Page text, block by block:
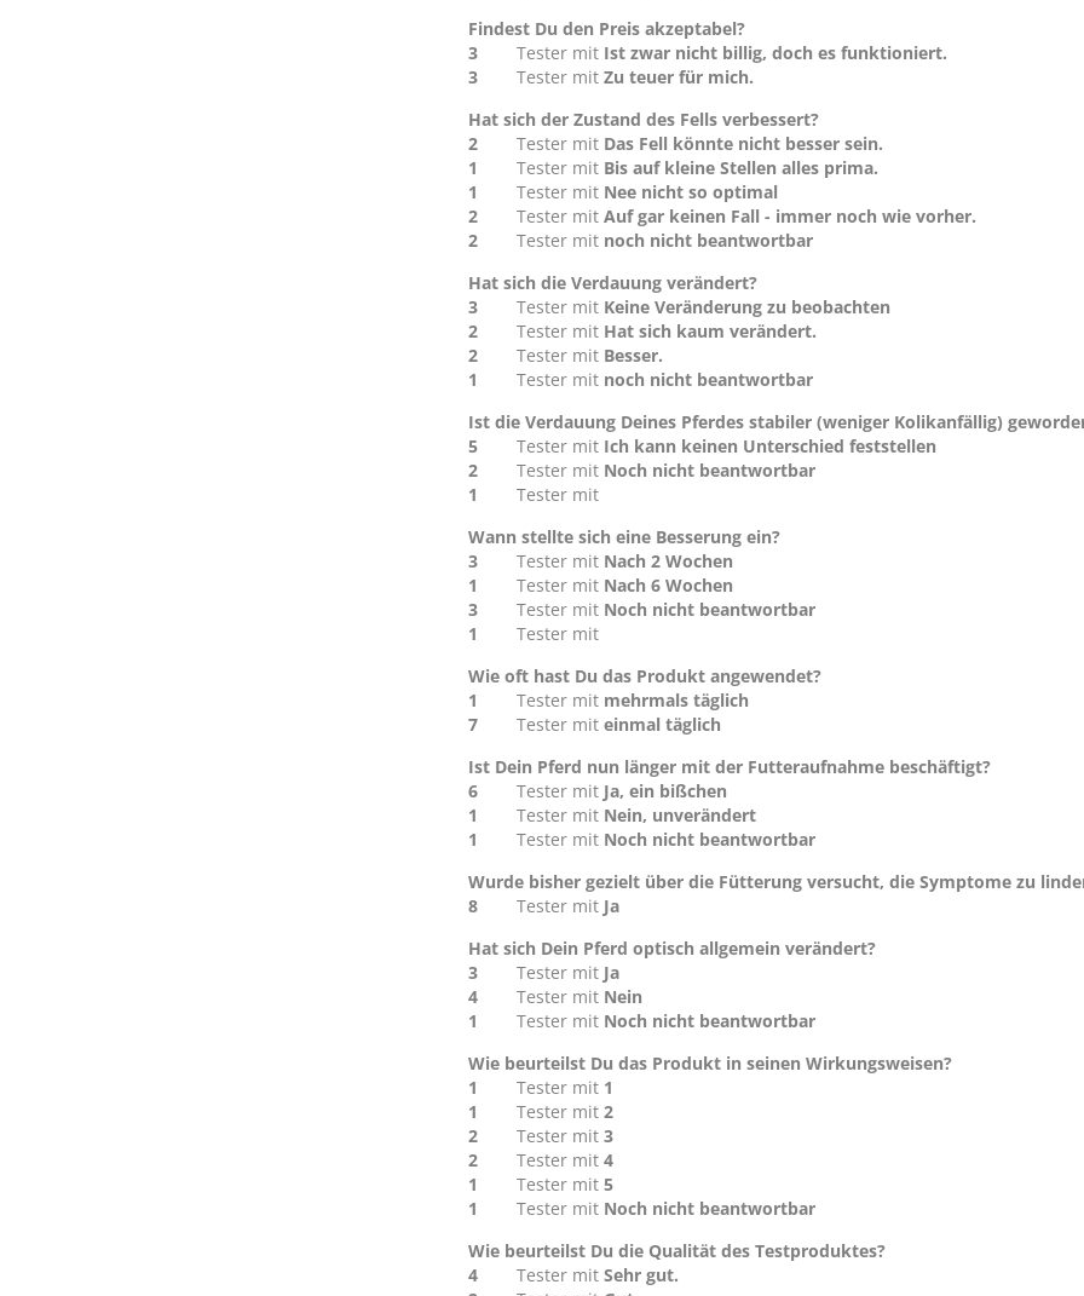
Findest Du den Preis akzeptabel?
3
Tester mit Ist zwar nicht billig, doch es funktioniert.
3
Tester mit Zu teuer für mich.
Hat sich der Zustand des Fells verbessert?
2
Tester mit Das Fell könnte nicht besser sein.
1
Tester mit Bis auf kleine Stellen alles prima.
1
Tester mit Nee nicht so optimal
2
Tester mit Auf gar keinen Fall - immer noch wie vorher.
2
Tester mit noch nicht beantwortbar
Hat sich die Verdauung verändert?
3
Tester mit Keine Veränderung zu beobachten
2
Tester mit Hat sich kaum verändert.
2
Tester mit Besser.
1
Tester mit noch nicht beantwortbar
Ist die Verdauung Deines Pferdes stabiler (weniger Kolikanfällig)
5
Tester mit Ich kann keinen Unterschied feststellen
2
Tester mit Noch nicht beantwortbar
1
Tester mit
Wann stellte sich eine Besserung ein?
3
Tester mit Nach 2 Wochen
1
Tester mit Nach 6 Wochen
3
Tester mit Noch nicht beantwortbar
1
Tester mit
Wie oft hast Du das Produkt angewendet?
1
Tester mit mehrmals täglich
7
Tester mit einmal täglich
Ist Dein Pferd nun länger mit der Futteraufnahme beschäftigt?
6
Tester mit Ja, ein bißchen
1
Tester mit Nein, unverändert
1
Tester mit Noch nicht beantwortbar
Wurde bisher gezielt über die Fütterung versucht, die Symptome zu
8
Tester mit Ja
Hat sich Dein Pferd optisch allgemein verändert?
3
Tester mit Ja
4
Tester mit Nein
1
Tester mit Noch nicht beantwortbar
Wie beurteilst Du das Produkt in seinen Wirkungsweisen?
1
Tester mit 1
1
Tester mit 2
2
Tester mit 3
2
Tester mit 4
1
Tester mit 5
1
Tester mit Noch nicht beantwortbar
Wie beurteilst Du die Qualität des Testproduktes?
4
Tester mit Sehr gut.